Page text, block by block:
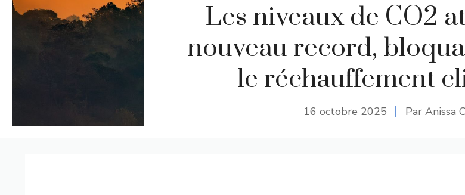
Les niveaux de CO2
nouveau record,
le réchauffement
16 octobre 2025 Par Anissa